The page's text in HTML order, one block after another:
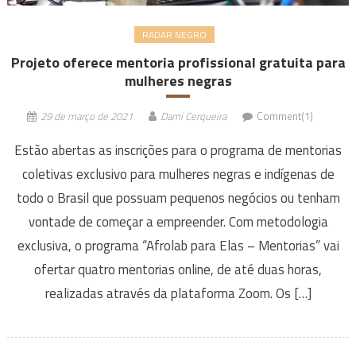
RADAR NEGRO
Projeto oferece mentoria profissional gratuita para
mulheres negras
29 de março de 2021 Dami Cerqueira Comment(1)
Estão abertas as inscrições para o programa de mentorias
coletivas exclusivo para mulheres negras e indígenas de
todo o Brasil que possuam pequenos negócios ou tenham
vontade de começar a empreender. Com metodologia
exclusiva, o programa “Afrolab para Elas – Mentorias” vai
ofertar quatro mentorias online, de até duas horas,
realizadas através da plataforma Zoom. Os […]